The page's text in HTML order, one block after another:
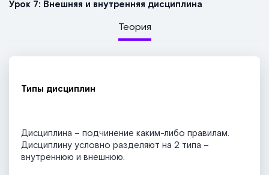
Урок 7: Внешняя и внутренняя дисциплина
Теория
Типы дисциплин
Дисциплина – подчинение каким-либо правилам.
Дисциплину условно разделяют на 2 типа –
внутреннюю и внешнюю.